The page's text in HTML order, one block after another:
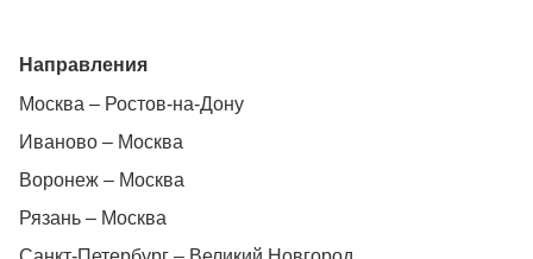
Направления
Москва – Ростов-на-Дону
Иваново – Москва
Воронеж – Москва
Рязань – Москва